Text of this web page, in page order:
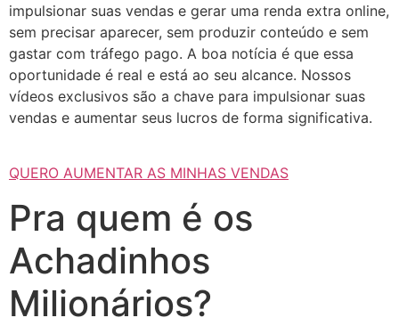
impulsionar suas vendas e gerar uma renda extra online,
sem precisar aparecer, sem produzir conteúdo e sem
gastar com tráfego pago. A boa notícia é que essa
oportunidade é real e está ao seu alcance. Nossos
vídeos exclusivos são a chave para impulsionar suas
vendas e aumentar seus lucros de forma significativa.
QUERO AUMENTAR AS MINHAS VENDAS
Pra quem é os
Achadinhos
Milionários?